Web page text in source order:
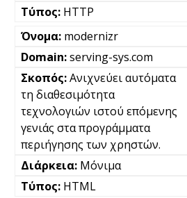
HTTP
modernizr
serving-sys.com
Ανιχνεύει αυτόματα
τη διαθεσιμότητα
τεχνολογιών ιστού επόμενης
γενιάς στα προγράμματα
περιήγησης των χρηστών.
Μόνιμα
HTML